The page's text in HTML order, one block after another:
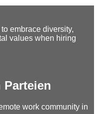
embrace diversity,
values when hiring
Parteien
work community in